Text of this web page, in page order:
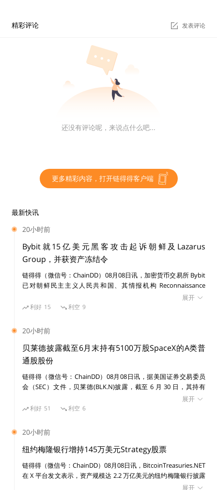
升级的治理型通证，也需要考虑通证经济模式以及价值捕
会降低，而这将威胁到整个协议的安全。一些完全不可篡
改的公共品（public good）应用不需要捕获任何价值，
不过这种应用毕竟还是少数，大多数应用都存在运营成
本，而且需要以分布式的方式来更新协议，比如为了维持
行通证资产，或将客户接入Web3资产和服务。
预言机
预言机实现了各种信任最小化服务，为应用正常运行提供
了所需的服务，而这些服务本身无法从原生区块链或中心
化的基础设施获得。这些预言机服务可以分成三类，即：
在区块链和外部数据/系统之间实现双向通信，开展信任
最小化的链下计算，以及跨链实现数据和资产的互操作
预言机服务需要应用来买单，而预言机获得的用户费用会
流向网络服务提供方，这些服务提供方的职责是提供服
务，并保障预言机服务的安全。由于区块链本身存在限
制，预言机的价值就是为应用提供各种信任最小化的服
务，比如无服务器的计算环境、可验证随机数、智能合约
自动化,、跨链消息传输、储备金证明以及交易排序等。
通常，预言机起到连接的作用，将Web2基础设施无缝连
成为安全预算，本质是通过经济激励来保障预言机网络的
安全、可靠和准确性。
精彩评论 发表评论
还没有评论呢，来说点什么吧...
更多精彩内容，打开链得得客户端
最新快讯
20小时前
Bybit就15亿美元黑客攻击起诉朝鲜及Lazarus
Group，并获资产冻结令
链得得（微信号：ChainDD）08月08日讯，加密货币交易所 Bybit
已对朝鲜民主主义人民共和国、其情报机构 Reconnaissance
General Bureau（RGB）及受国家制裁的黑客组织 Lazarus Group
提起民事诉讼，涉及一宗价值 15 亿美元的黑客攻击事件。 美国联
识别资产。
展开
利好 15 利空 9
20小时前
贝莱德披露截至6月末持有5100万股SpaceX的A类普
通股股份
链得得（微信号：ChainDD）08月08日讯，据美国证券交易委员
会（SEC）文件，贝莱德(BLK.N)披露，截至 6 月 30 日，其持有
展开
利好 51 利空 6
20小时前
纽约梅隆银行增持145万美元Strategy股票
链得得（微信号：ChainDD）08月08日讯，BitcoinTreasuries.NET
在 X 平台发文表示，资产规模达 2.2 万亿美元的纽约梅隆银行披露
增持 14,630 股 Strategy 股票，价值 145 万美元。目前其持有
展开